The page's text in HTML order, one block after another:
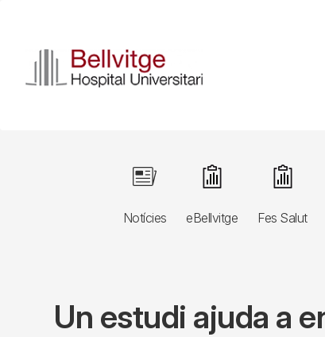
contingut
Notícies
Image
eBellvitge
Image
Fes Salut
Image
Un estudi ajuda a